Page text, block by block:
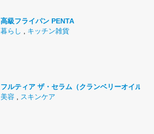
高級フライパン PENTA
暮らし
キッチン雑貨
フルティア ザ・セラム（クランベリーオイル）
美容
スキンケア